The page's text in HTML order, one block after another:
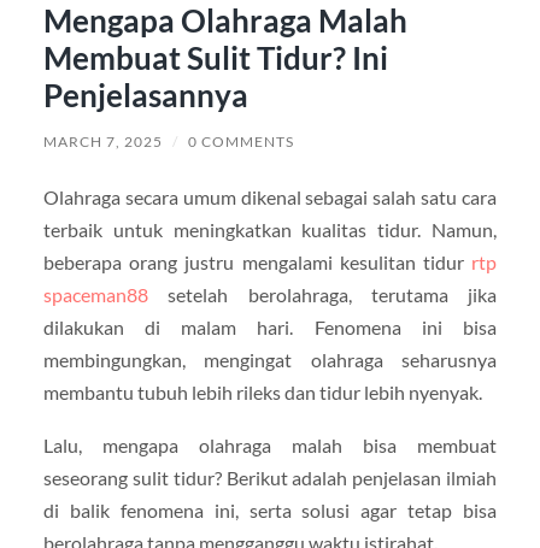
Mengapa Olahraga Malah
Membuat Sulit Tidur? Ini
Penjelasannya
MARCH 7, 2025 / 0 COMMENTS
Olahraga secara umum dikenal sebagai salah satu cara
terbaik untuk meningkatkan kualitas tidur. Namun,
beberapa orang justru mengalami kesulitan tidur rtp
spaceman88setelah berolahraga, terutama jika
dilakukan di malam hari. Fenomena ini bisa
membingungkan, mengingat olahraga seharusnya
membantu tubuh lebih rileks dan tidur lebih nyenyak.
Lalu, mengapa olahraga malah bisa membuat
seseorang sulit tidur? Berikut adalah penjelasan ilmiah
di balik fenomena ini, serta solusi agar tetap bisa
berolahraga tanpa mengganggu waktu istirahat.